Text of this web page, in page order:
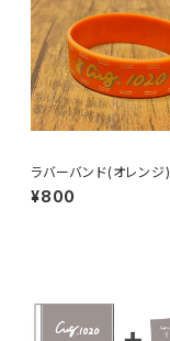
ラバーバンド(オレンジ)
¥800